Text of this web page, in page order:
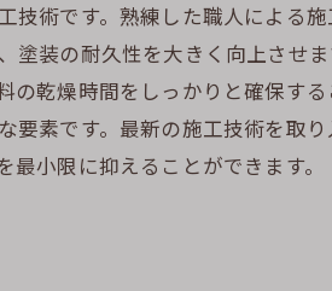
しさを損なわない外壁塗装のコツ
季節別に見る外壁塗装の美観維持法
装における費用対効果を高める塗
用対効果を考慮した塗料選びの基本
術です。熟練した職人による
塗装の耐久性を大きく向上させ
の乾燥時間をしっかりと確保す
素です。最新の施工技術を取
小限に抑えることができます。